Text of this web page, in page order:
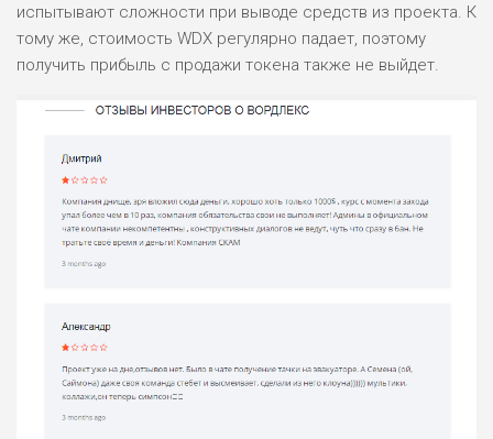
испытывают сложности при выводе средств из проекта. К
тому же, стоимость WDX регулярно падает, поэтому
получить прибыль с продажи токена также не выйдет.